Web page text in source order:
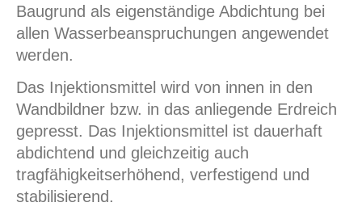
Baugrund als eigenständige Abdichtung bei
allen Wasserbeanspruchungen angewendet
werden.
Das Injektionsmittel wird von innen in den
Wandbildner bzw. in das anliegende Erdreich
gepresst. Das Injektionsmittel ist dauerhaft
abdichtend und gleichzeitig auch
tragfähigkeitserhöhend, verfestigend und
stabilisierend.